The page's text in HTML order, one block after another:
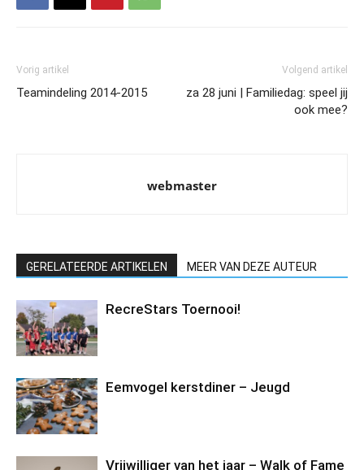
Vorig artikel
Teamindeling 2014-2015
Volgend artikel
za 28 juni | Familiedag: speel jij
ook mee?
webmaster
GERELATEERDE ARTIKELEN MEER VAN DEZE AUTEUR
RecreStars Toernooi!
Eemvogel kerstdiner – Jeugd
Vrijwilliger van het jaar – Walk of Fame